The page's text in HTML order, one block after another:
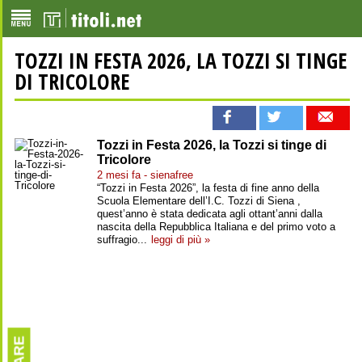
TOZZI IN FESTA 2026, LA TOZZI SI TINGE
DI TRICOLORE
Tozzi in Festa 2026, la Tozzi si tinge di
Tricolore
2 mesi fa - sienafree
“Tozzi in Festa 2026”, la festa di fine anno della
Scuola Elementare dell’I.C. Tozzi di Siena ,
quest’anno è stata dedicata agli ottant’anni dalla
nascita della Repubblica Italiana e del primo voto a
suffragio... leggi di più »